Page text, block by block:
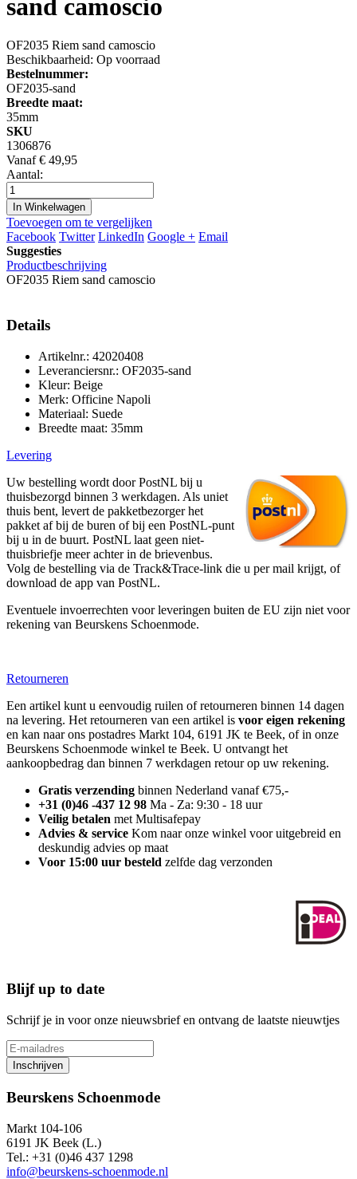
sand camoscio
OF2035 Riem sand camoscio
Beschikbaarheid: Op voorraad
Bestelnummer:
OF2035-sand
Breedte maat:
35mm
SKU
1306876
Vanaf € 49,95
Aantal:
In Winkelwagen
Toevoegen om te vergelijken
Facebook Twitter LinkedIn Google + Email
Suggesties
Productbeschrijving
OF2035 Riem sand camoscio
Details
Artikelnr.: 42020408
Leveranciersnr.: OF2035-sand
Kleur: Beige
Merk: Officine Napoli
Materiaal: Suede
Breedte maat: 35mm
Levering
Uw bestelling wordt door PostNL bij u
thuisbezorgd binnen 3 werkdagen. Als uniet
thuis bent, levert de pakketbezorger het
pakket af bij de buren of bij een PostNL-punt
bij u in de buurt. PostNL laat geen niet-
thuisbriefje meer achter in de brievenbus.
Volg de bestelling via de Track&Trace-link die u per mail krijgt, of
download de app van PostNL.
Eventuele invoerrechten voor leveringen buiten de EU zijn niet voor
rekening van Beurskens Schoenmode.
Retourneren
Een artikel kunt u eenvoudig ruilen of retourneren binnen 14 dagen
na levering. Het retourneren van een artikel is voor eigen rekening
en kan naar ons postadres Markt 104, 6191 JK te Beek, of in onze
Beurskens Schoenmode winkel te Beek. U ontvangt het
aankoopbedrag dan binnen 7 werkdagen retour op uw rekening.
Gratis verzending binnen Nederland vanaf €75,-
+31 (0)46 -437 12 98 Ma - Za: 9:30 - 18 uur
Veilig betalen met Multisafepay
Advies & service Kom naar onze winkel voor uitgebreid en
deskundig advies op maat
Voor 15:00 uur besteld zelfde dag verzonden
Blijf up to date
Schrijf je in voor onze nieuwsbrief en ontvang de laatste nieuwtjes
Inschrijven
Beurskens Schoenmode
Markt 104-106
6191 JK Beek (L.)
Tel.: +31 (0)46 437 1298
info@beurskens-schoenmode.nl